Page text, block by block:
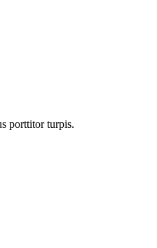
porttitor turpis.